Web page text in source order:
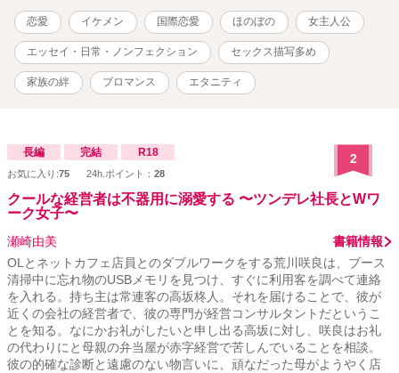
空エンジニア。 父と母・・・名前は「ジュン」と「ミカ」。横浜に
住んでいる。 ザンダー・・・ビリーの甥。 メイ・・・私とビリーの
娘。 ＜病院関係者＞ フレッド・・・コリンの後輩の整形外科医。私
のお友達。 コリン・・・整形外科医。私のお友達。 アダム・・・ビ
リーの同僚で大学時代からの大親友。今では私の親友みたいな人。
デニー・・・産婦人科医。テッドと交際しているお姉さんがいる。
ド・・・ビリーの上司。美しいバラ庭園を持っている。 ジェ
イ・・・ビリーの後輩。息子はマーティン。 フィン・・・ビリーと
ネイトの秘書。不整脈持ち。 ＜その他＞ ライル・・・翻訳エージェ
ントで仲の良いお友達。その後同僚になる。 クラリッサ・・・ライ
ルの彼女。ビリーが勤務する内科の看護師。 スティーブン・・・バ
イト先の同僚。同僚っていうよりいいお友達。 ジェイミー・・・バ
イト先の同僚。息子・ティモシーとリンっていうケータリング業を
しているパートナーがいる。 ケビン・・・バイト先の同僚。アメリ
カ人。 愛ちゃん・・・私が翻訳コースに通っていた時に知り合った
日本人の女の子。スティーブンと交際している。 美咲ちゃん・・・
ヨガのレッスンで知り合った日本人のお友達。旅行会社に勤務して
翻訳コース合格を目指している。 久美さん・・・ライルの会社の翻
訳パーティーで知り合った人。
恋愛 イケメン 国際恋愛 ほのぼの 女主人公
エッセイ・日常・ノンフェクション セックス描写多め
家族の絆 ブロマンス エタニティ
長編 完結 R18
お気に入り:75 24h.ポイント： 28
2
クールな経営者は不器用に溺愛する 〜ツンデレ社長とWワ
ーク女子〜
瀬崎由美
書籍情報
OLとネットカフェ店員とのダブルワークをする荒川咲良は、ブース
清掃中に忘れ物のUSBメモリを見つけ、すぐに利用客を調べて連絡
を入れる。持ち主は常連客の高坂柊人。それを届けることで、彼が
近くの会社の経営者で、彼の専門が経営コンサルタントだというこ
とを知る。なにかお礼がしたいと申し出る高坂に対し、咲良はお礼
の代わりにと母親の弁当屋が赤字経営で苦しんでいることを相談。
彼の的確な診断と遠慮のない物言いに、頑なだった母がようやく店